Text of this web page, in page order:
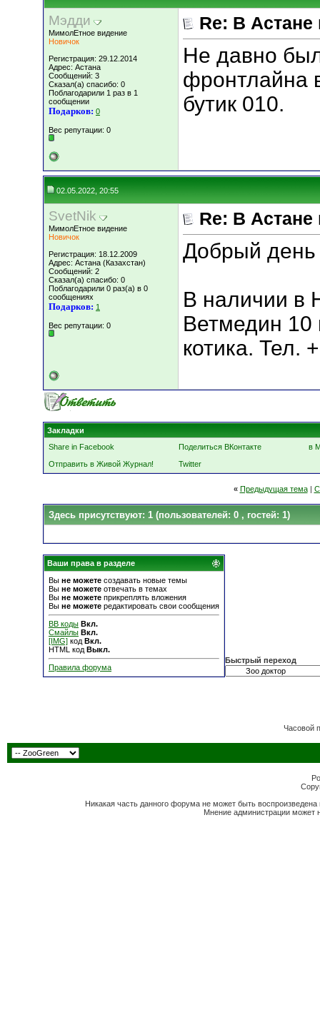
Мэдди
МимолЕтное видение
Новичок
Регистрация: 29.12.2014
Адрес: Астана
Сообщений: 3
Сказал(а) спасибо: 0
Поблагодарили 1 раз в 1
сообщении
Подарков: 0
Вес репутации: 0
Re: В Астане
Не давно
фронтлайна
бутик 010.
02.05.2022, 20:55
SvetNik
МимолЕтное видение
Новичок
Регистрация: 18.12.2009
Адрес: Астана (Казахстан)
Сообщений: 2
Сказал(а) спасибо: 0
Поблагодарили 0 раз(а) в 0
сообщениях
Подарков: 1
Вес репутации: 0
Re: В Астане
Добрый день
В наличии в
Ветмедин 10
котика. Тел.
Закладки
Share in Facebook
Поделиться ВКонтакте
в
Отправить в Живой Журнал!
Twitter
« Предыдущая тема|
Здесь присутствуют: 1 (пользователей: 0 , гостей: 1)
Ваши права в разделе
Вы не можете создавать новые темы
Вы не можете отвечать в темах
Вы не можете прикреплять вложения
Вы не можете редактировать свои сообщения
BB коды Вкл.
Смайлы Вкл.
[IMG] код Вкл.
HTML код Выкл.
Правила форума
Быстрый переход
Часовой
Никакая часть данного форума не может быть
Мнение администрации может